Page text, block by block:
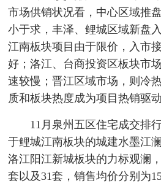
市场供销状况看，中心区域推
小于求，丰泽、鲤城区域新盘
江南板块项目由于限价，入市
好；洛江、台商投资区板块市
速较慢；晋江区域市场，则冷
质和板块热度成为项目热销驱
11月泉州五区住宅成交排
于鲤城江南板块的城建水墨江
洛江阳江新城板块的力标观澜
套以及31套，销售均价分别为